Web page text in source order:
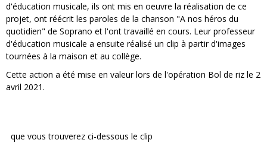
d'éducation musicale, ils ont mis en oeuvre la réalisation de ce
projet, ont réécrit les paroles de la chanson "A nos héros du
quotidien" de Soprano et l'ont travaillé en cours. Leur professeur
d'éducation musicale a ensuite réalisé un clip à partir d'images
tournées à la maison et au collège.
Cette action a été mise en valeur lors de l'opération Bol de riz le 2
avril 2021.
que vous trouverez ci-dessous le clip